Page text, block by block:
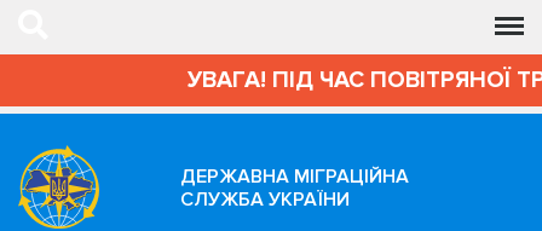
УВАГА! ПІД ЧАС ПОВІТРЯНОЇ
ДЕРЖАВНА МІГРАЦІЙНА
СЛУЖБА УКРАЇНИ